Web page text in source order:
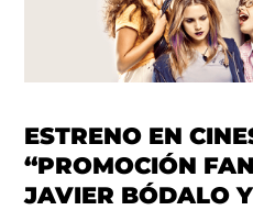
ESTRENO EN
“PROMOCIÓN
JAVIER BÓDALO